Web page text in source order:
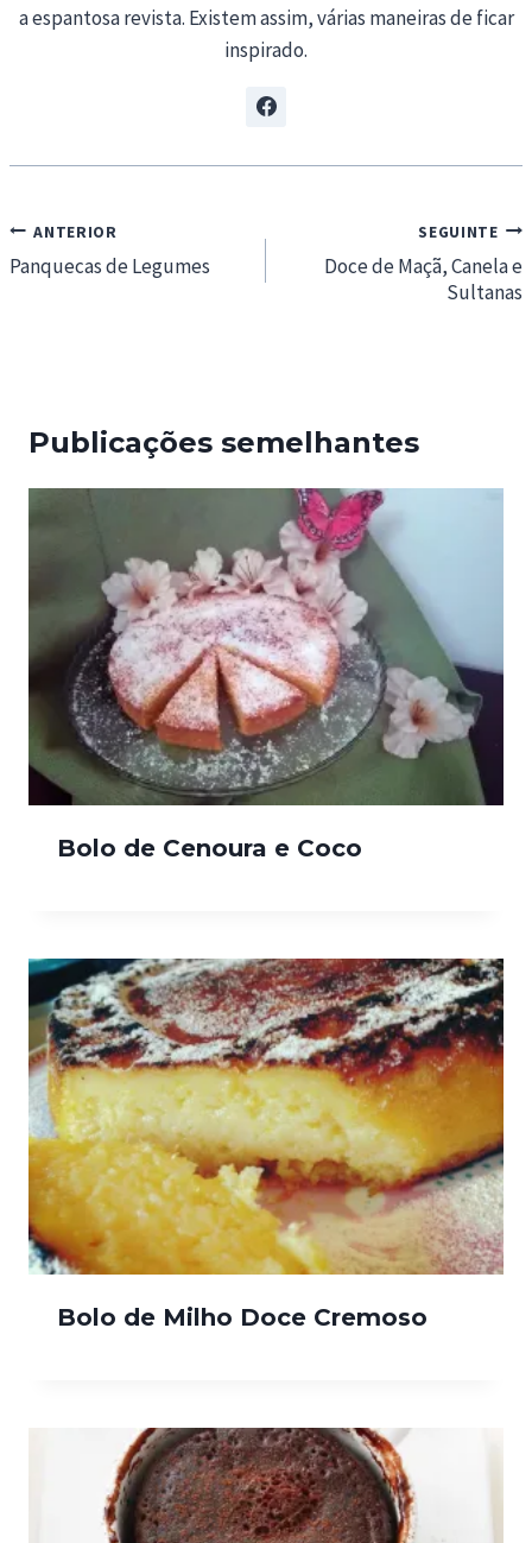
a espantosa revista. Existem assim, várias maneiras de ficar
inspirado.
Navegação
de
ANTERIOR
Panquecas de Legumes
SEGUINTE
Doce de Maçã, Canela e
Sultanas
Publicações semelhantes
Bolo de Cenoura e Coco
Bolo de Milho Doce Cremoso